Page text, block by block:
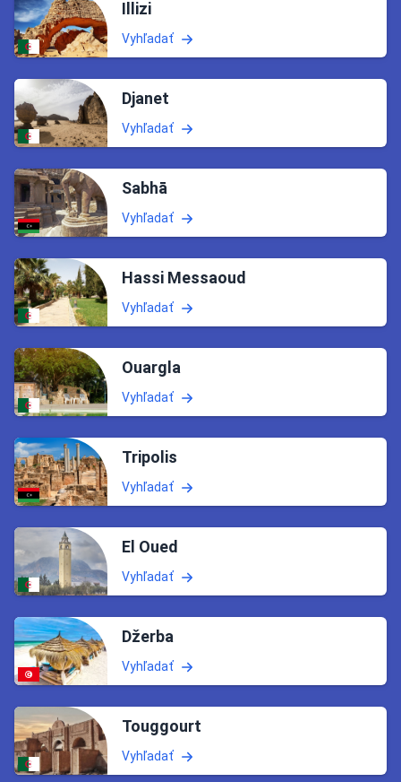
Illizi
Vyhľadať
Djanet
Vyhľadať
Sabhā
Vyhľadať
Hassi Messaoud
Vyhľadať
Ouargla
Vyhľadať
Tripolis
Vyhľadať
El Oued
Vyhľadať
Džerba
Vyhľadať
Touggourt
Vyhľadať